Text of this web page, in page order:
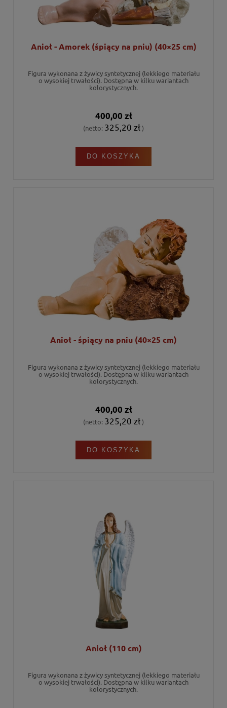
Anioł - Amorek (śpiący na pniu) (40×25 cm)
Figura wykonana z żywicy syntetycznej (lekkiego materiału
o wysokiej trwałości). Dostępna w kilku wariantach
kolorystycznych.
400,00 zł
(netto: 325,20 zł)
DO KOSZYKA
Anioł - śpiący na pniu (40×25 cm)
Figura wykonana z żywicy syntetycznej (lekkiego materiału
o wysokiej trwałości). Dostępna w kilku wariantach
kolorystycznych.
400,00 zł
(netto: 325,20 zł)
DO KOSZYKA
Anioł (110 cm)
Figura wykonana z żywicy syntetycznej (lekkiego materiału
o wysokiej trwałości). Dostępna w kilku wariantach
kolorystycznych.